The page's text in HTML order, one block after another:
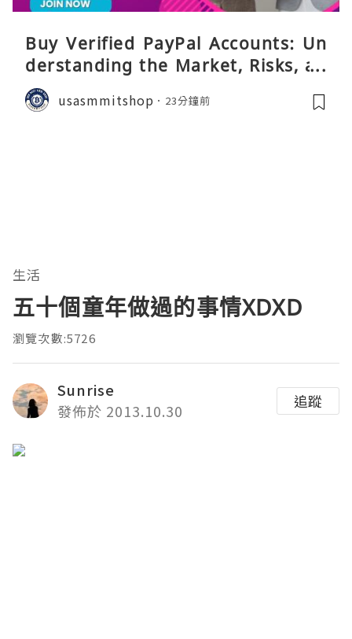
Buy Verified PayPal Accounts: Un
derstanding the Market, Risks, an
d Safer Alternatives
usasmmitshop 23分鐘前
生活
五十個童年做過的事情XDXD
瀏覽次數:5726
Sunrise
發佈於 2013.10.30
追蹤